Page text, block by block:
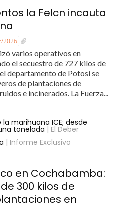
la Felcn incauta
2026
varios operativos en
el secuestro de 727 kilos de
departamento de Potosí se
de plantaciones de
e incinerados. La Fuerza...
marihuana ICE; desde
tonelada | El Deber
| Informe Exclusivo
en Cochabamba:
300 kilos de
en